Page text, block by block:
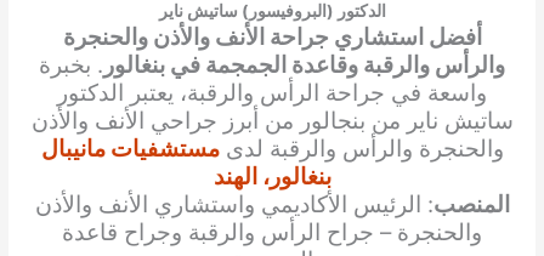
الدكتور (البروفيسور) ساتيش ناير
أفضل استشاري جراحة الأنف والأذن والحنجرة
والرأس والرقبة وقاعدة الجمجمة في بنغالور . بخبرة
واسعة في جراحة الرأس والرقبة، يعتبر الدكتور
ساتيش ناير من بنجالور من أبرز جراحي الأنف والأذن
والحنجرة والرأس والرقبة لدىمستشفيات مانيبال
بنغالور، الهند
المنصب: الرئيس الأكاديمي واستشاري الأنف والأذن
والحنجرة – جراح الرأس والرقبة وجراح قاعدة